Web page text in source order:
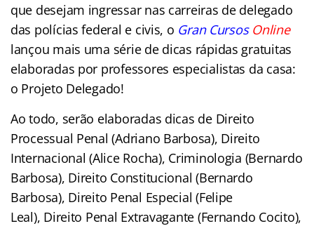
que desejam ingressar nas carreiras de delegado
das polícias federal e civis, o Gran Cursos Online
lançou mais uma série de dicas rápidas gratuitas
elaboradas por professores especialistas da casa:
o Projeto Delegado!
Ao todo, serão elaboradas dicas de Direito
Processual Penal (Adriano Barbosa), Direito
Internacional (Alice Rocha), Criminologia (Bernardo
Barbosa), Direito Constitucional (Bernardo
Barbosa), Direito Penal Especial (Felipe
Leal), Direito Penal Extravagante (Fernando Cocito),